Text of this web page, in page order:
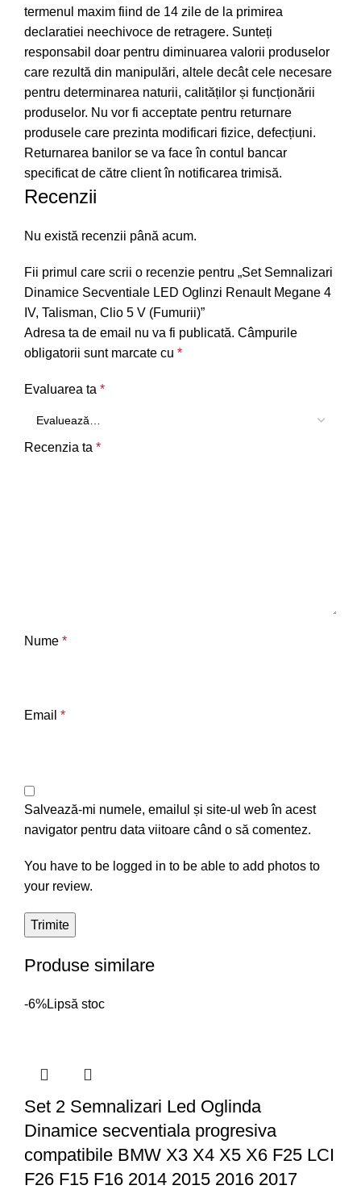
termenul maxim fiind de 14 zile de la primirea
declaratiei neechivoce de retragere. Sunteți
responsabil doar pentru diminuarea valorii produselor
care rezultă din manipulări, altele decât cele necesare
pentru determinarea naturii, calităților și funcționării
produselor. Nu vor fi acceptate pentru returnare
produsele care prezinta modificari fizice, defecțiuni.
Returnarea banilor se va face în contul bancar
specificat de către client în notificarea trimisă.
Recenzii
Nu există recenzii până acum.
Fii primul care scrii o recenzie pentru „Set Semnalizari
Dinamice Secventiale LED Oglinzi Renault Megane 4
IV, Talisman, Clio 5 V (Fumurii)”
Adresa ta de email nu va fi publicată. Câmpurile
obligatorii sunt marcate cu *
Evaluarea ta *
Recenzia ta *
Nume *
Email *
Salvează-mi numele, emailul și site-ul web în acest
navigator pentru data viitoare când o să comentez.
You have to be logged in to be able to add photos to
your review.
Produse similare
-6%Lipsă stoc
Set 2 Semnalizari Led Oglinda
Dinamice secventiala progresiva
compatibile BMW X3 X4 X5 X6 F25 LCI
F26 F15 F16 2014 2015 2016 2017